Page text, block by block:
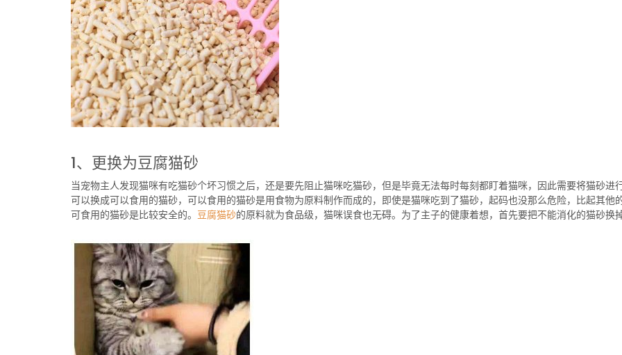
1、更换为豆腐猫砂
当宠物主人发现猫咪有吃猫砂个坏习惯之后，还是要先阻止猫咪吃猫砂，但是毕竟无法每时每刻都盯着猫咪，因此需要将猫砂进
可以换成可以食用的猫砂，可以食用的猫砂是用食物为原料制作而成的，即使是猫咪吃到了猫砂，起码也没那么危险，比起其他
可食用的猫砂是比较安全的。 豆腐猫砂的原料就为食品级，猫咪误食也无碍。为了主子的健康着想，首先要把不能消化的猫砂换